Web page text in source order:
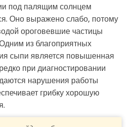
под палящим солнцем
Оно выражено слабо, потому
ороговевшие частицы
из благоприятных
сыпи является повышенная
при диагностировании
нарушения работы
грибку хорошую